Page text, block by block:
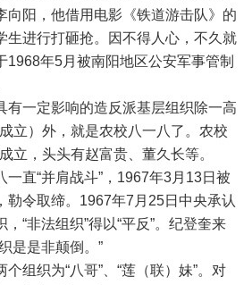
向阳，他借用电影《铁道游击队》的
生进行打砸抢。因不得人心，不久就
1968年5月被南阳地区公安军事管制
有一定影响的造反派基层组织除一高
立）外，就是农校八一八了。农校
立，头头有赵富贵、董久长等。
直“并肩战斗”，1967年3月13日被
勒令取缔。1967年7月25日中央承认
“非法组织”得以“平反”。纪登奎来
是是非颠倒。”
组织为“八哥”、“莲（联）妹”。对